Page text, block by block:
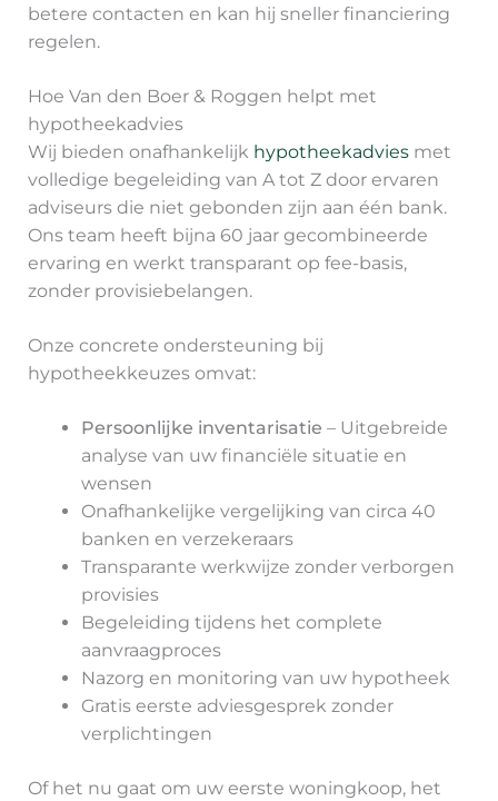
betere contacten en kan hij sneller financiering
regelen.
Hoe Van den Boer & Roggen helpt met
hypotheekadvies
Wij bieden onafhankelijk hypotheekadviesmet
volledige begeleiding van A tot Z door ervaren
adviseurs die niet gebonden zijn aan één bank.
Ons team heeft bijna 60 jaar gecombineerde
ervaring en werkt transparant op fee-basis,
zonder provisiebelangen.
Onze concrete ondersteuning bij
hypotheekkeuzes omvat:
Persoonlijke inventarisatie – Uitgebreide
analyse van uw financiële situatie en
wensen
Onafhankelijke vergelijking van circa 40
banken en verzekeraars
Transparante werkwijze zonder verborgen
provisies
Begeleiding tijdens het complete
aanvraagproces
Nazorg en monitoring van uw hypotheek
Gratis eerste adviesgesprek zonder
verplichtingen
Of het nu gaat om uw eerste woningkoop, het